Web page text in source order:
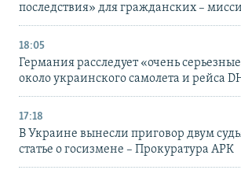
последствия» для гражданских –
18:05
Германия расследует «очень
около украинского самолета и рейса
17:18
В Украине вынесли приговор двум
статье о госизмене – Прокуратура АРК